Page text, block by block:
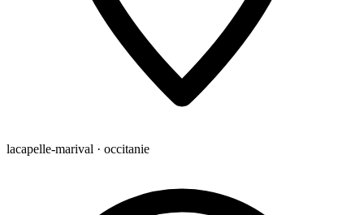
lacapelle-marival · occitanie